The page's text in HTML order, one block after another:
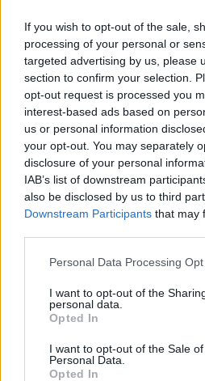
If you wish to opt-out of the sale,
processing of your personal or
targeted advertising by us, please
section to confirm your selection.
opt-out request is processed you
interest-based ads based on
us or personal information
your opt-out. You may separately
disclosure of your personal
IAB’s list of downstream
also be disclosed by us to third
Downstream Participants that may
Please note that this website/app
not limited to your visit or usage
grant or deny consent to Google
use your data for below specified
consent section.
Personal Data Processing
I want to opt-out of the
personal data.
Opted In
I want to opt-out of the Sale
Personal Data.
Opted In
Sigue leyendo